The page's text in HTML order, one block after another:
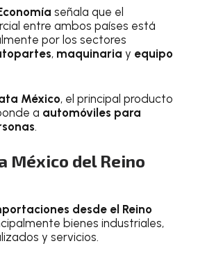
señala que el
entre ambos países está
por los sectores
, maquinaria y equipo
México, el principal producto
a automóviles para
.
México del Reino
desde el Reino
bienes industriales,
y servicios.